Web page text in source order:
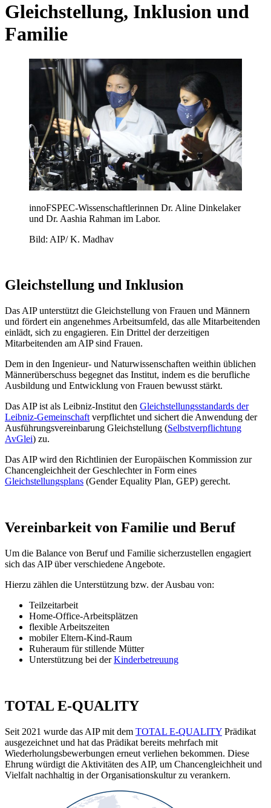
Gleichstellung, Inklusion und
Familie
innoFSPEC-Wissenschaftlerinnen Dr. Aline Dinkelaker
und Dr. Aashia Rahman im Labor.
Bild: AIP/ K. Madhav
Gleichstellung und Inklusion
Das AIP unterstützt die Gleichstellung von Frauen und Männern
und fördert ein angenehmes Arbeitsumfeld, das alle Mitarbeitenden
einlädt, sich zu engagieren. Ein Drittel der derzeitigen
Mitarbeitenden am AIP sind Frauen.
Dem in den Ingenieur- und Naturwissenschaften weithin üblichen
Männerüberschuss begegnet das Institut, indem es die berufliche
Ausbildung und Entwicklung von Frauen bewusst stärkt.
Das AIP ist als Leibniz-Institut den Gleichstellungsstandards der
Leibniz-Gemeinschaft verpflichtet und sichert die Anwendung der
Ausführungsvereinbarung Gleichstellung (Selbstverpflichtung
AvGlei) zu.
Das AIP wird den Richtlinien der Europäischen Kommission zur
Chancengleichheit der Geschlechter in Form eines
Gleichstellungsplans (Gender Equality Plan, GEP) gerecht.
Vereinbarkeit von Familie und Beruf
Um die Balance von Beruf und Familie sicherzustellen engagiert
sich das AIP über verschiedene Angebote.
Hierzu zählen die Unterstützung bzw. der Ausbau von:
Teilzeitarbeit
Home-Office-Arbeitsplätzen
flexible Arbeitszeiten
mobiler Eltern-Kind-Raum
Ruheraum für stillende Mütter
Unterstützung bei derKinderbetreuung
TOTAL E-QUALITY
Seit 2021 wurde das AIP mit dem TOTAL E-QUALITY Prädikat
ausgezeichnet und hat das Prädikat bereits mehrfach mit
Wiederholungsbewerbungen erneut verliehen bekommen. Diese
Ehrung würdigt die Aktivitäten des AIP, um Chancengleichheit und
Vielfalt nachhaltig in der Organisationskultur zu verankern.